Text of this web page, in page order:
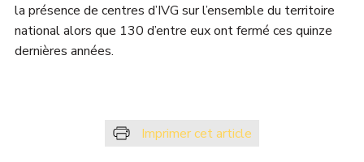
la présence de centres d’IVG sur l’ensemble du territoire
national alors que 130 d’entre eux ont fermé ces quinze
dernières années.
Imprimer cet article